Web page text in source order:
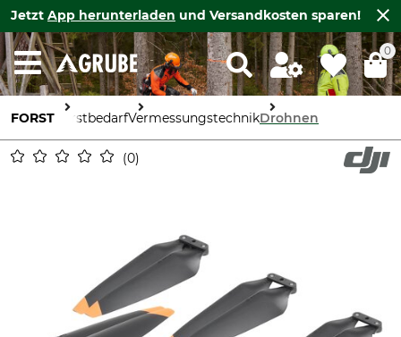
Jetzt App herunterladen und Versandkosten sparen!
0
FORST ForstbedarfVermessungstechnikDrohnen
0